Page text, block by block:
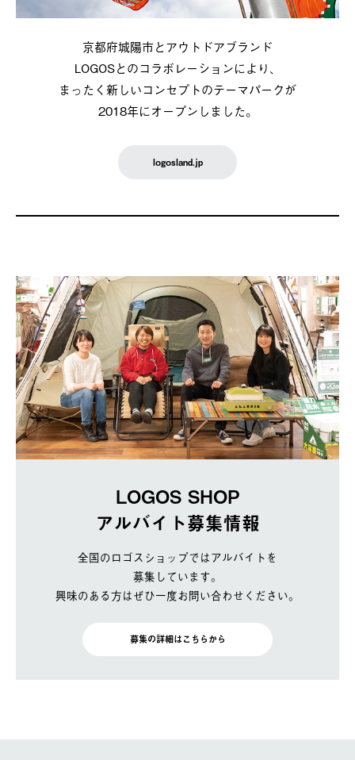
京都府城陽市とアウトドアブランド
LOGOSとのコラボレーションにより、
まったく新しいコンセプトのテーマパークが
2018年にオープンしました。
logosland.jp
LOGOS SHOP
アルバイト募集情報
全国のロゴスショップではアルバイトを
募集しています。
興味のある方はぜひ一度お問い合わせください。
募集の詳細はこちらから